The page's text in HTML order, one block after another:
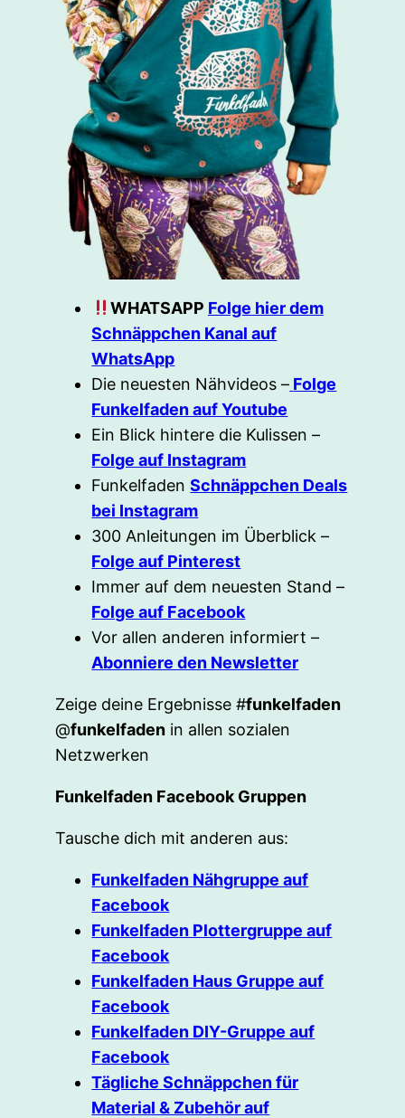
WHATSAPP Folge hier dem
Schnäppchen Kanal auf
WhatsApp
Die neuesten Nähvideos – Folge
Funkelfaden auf Youtube
Ein Blick hintere die Kulissen –
Folge auf Instagram
FunkelfadenSchnäppchen Deals
bei Instagram
300 Anleitungen im Überblick –
Folge auf Pinterest
Immer auf dem neuesten Stand –
Folge auf Facebook
Vor allen anderen informiert –
Abonniere den Newsletter
Zeige deine Ergebnisse #funkelfaden
@funkelfaden in allen sozialen
Netzwerken
Funkelfaden Facebook Gruppen
Tausche dich mit anderen aus:
Funkelfaden Nähgruppe auf
Facebook
Funkelfaden Plottergruppe auf
Facebook
Funkelfaden Haus Gruppe auf
Facebook
Funkelfaden DIY-Gruppe auf
Facebook
Tägliche Schnäppchen für
Material & Zubehör auf